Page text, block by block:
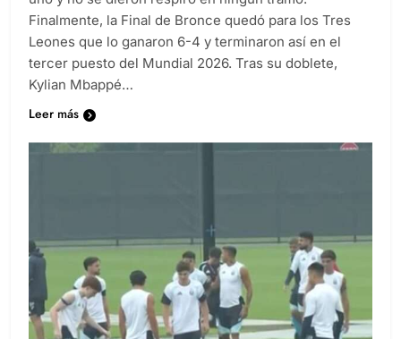
Finalmente, la Final de Bronce quedó para los Tres
Leones que lo ganaron 6-4 y terminaron así en el
tercer puesto del Mundial 2026. Tras su doblete,
Kylian Mbappé…
Leer más